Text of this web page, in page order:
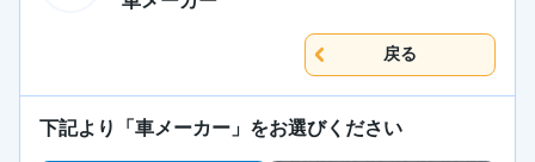
戻る
下記より「車メーカー」をお選びください